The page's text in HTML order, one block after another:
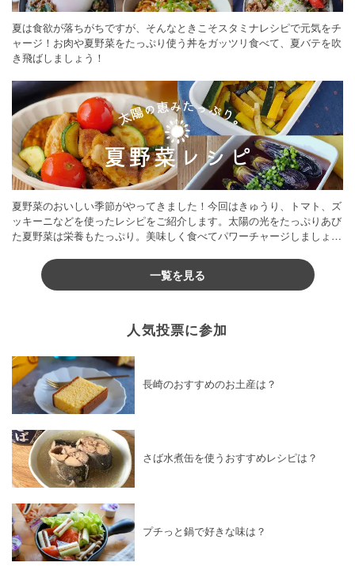
夏は食欲が落ちがちですが、そんなときこそスタミナレシピで元気をチ
ャージ！お肉や夏野菜をたっぷり使う丼をガッツリ食べて、夏バテを吹
き飛ばしましょう！
夏野菜のおいしい季節がやってきました！今回はきゅうり、トマト、ズ
ッキーニなどを使ったレシピをご紹介します。太陽の光をたっぷりあび
た夏野菜は栄養もたっぷり。美味しく食べてパワーチャージしましょう
一覧を見る
人気投票に参加
長崎のおすすめのお土産は？
さば水煮缶を使うおすすめレシピは？
プチっと鍋で好きな味は？